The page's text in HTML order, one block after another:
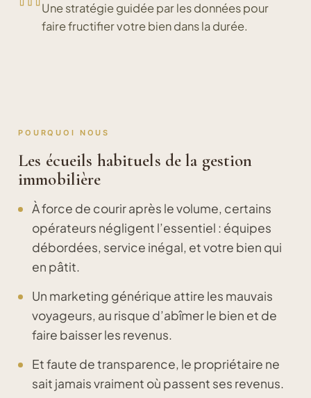
Une stratégie guidée par les données pour
faire fructifier votre bien dans la durée.
POURQUOI NOUS
Les écueils habituels de la gestion
immobilière
À force de courir après le volume, certains
opérateurs négligent l’essentiel : équipes
débordées, service inégal, et votre bien qui
en pâtit.
Un marketing générique attire les mauvais
voyageurs, au risque d’abîmer le bien et de
faire baisser les revenus.
Et faute de transparence, le propriétaire ne
sait jamais vraiment où passent ses revenus.